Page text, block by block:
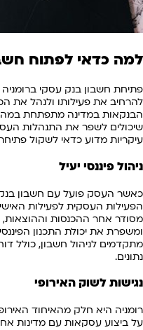
למה כדאי לפתוח
פתיחת חשבון בנק עסקי ברומניה
להרחיב את פעילותו ולנהל את
הבנקאות במדינה מתפתחת
שיכולים לשפר את התנהלות
עיקריות מדוע כדאי לשקול
ניהול פיננסי יעיל
כאשר העסק פועל עם חשבון בנק
הפעילות העסקית לפעילות
מסודר אחר ההכנסות
ומשפרת את יכולת התכנון
מתקדמים לניהול חשבון, כולל
נתונים.
נגישות לשוק האירופי
רומניה היא חלק מהאיחוד
על ביצוע עסקאות עם מדינות